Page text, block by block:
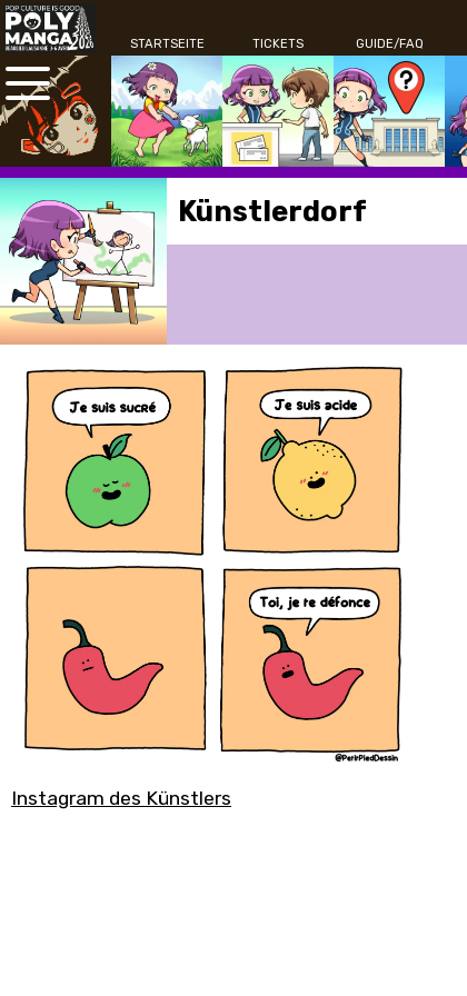
STARTSEITE TICKETS GUIDE/FAQ
Künstlerdorf
Instagram des Künstlers